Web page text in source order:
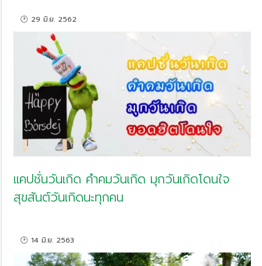
🕑 29 มิ.ย. 2562
แคปชั่นวันเกิด คำคมวันเกิด มุกวันเกิดโดนใจ
สุขสันต์วันเกิดนะทุกคน
🕑 14 มิ.ย. 2563